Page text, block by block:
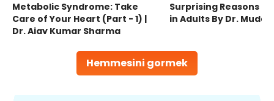
Hemmesini gormek
Metabolic Syndrome: Take
Care of Your Heart (Part - 1) |
Dr. Ajay Kumar Sharma
Surprising Reasons
in Adults By Dr.